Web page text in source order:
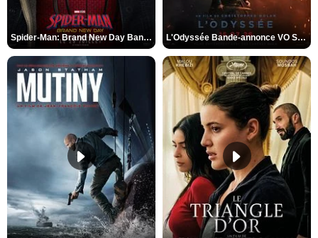
Spider-Man: Brand New Day Bande-annonce VO STFR L'Odyssée Bande-annonce VO STFR